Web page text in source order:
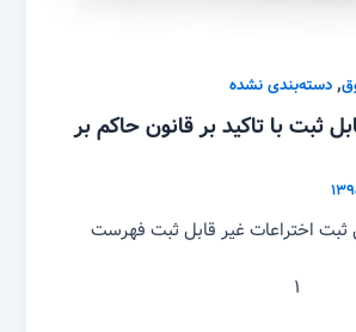
,دسته‌بندی نشده
ثبت با تاکید بر قانون حاکم بر
ثبت اختراعات غیر قابل ثبت فهرست
چکیده
۱